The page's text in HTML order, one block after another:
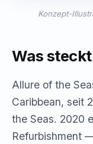
Konzept-
Was
Allure of the
Caribbean, seit
the Seas. 2020
Refurbishment